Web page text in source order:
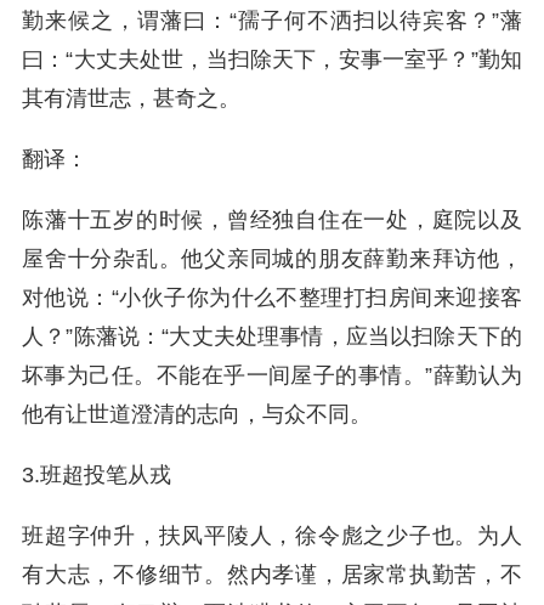
勤来候之，谓藩曰：“孺子何不洒扫以待宾客？”藩
曰：“大丈夫处世，当扫除天下，安事一室乎？”勤知
其有清世志，甚奇之。
翻译：
陈藩十五岁的时候，曾经独自住在一处，庭院以及
屋舍十分杂乱。他父亲同城的朋友薛勤来拜访他，
对他说：“小伙子你为什么不整理打扫房间来迎接客
人？”陈藩说：“大丈夫处理事情，应当以扫除天下的
坏事为己任。不能在乎一间屋子的事情。”薛勤认为
他有让世道澄清的志向，与众不同。
3.班超投笔从戎
班超字仲升，扶风平陵人，徐令彪之少子也。为人
有大志，不修细节。然内孝谨，居家常执勤苦，不